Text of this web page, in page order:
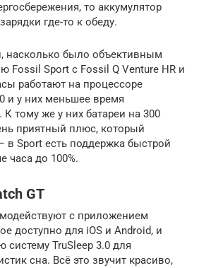
то аккумулятор
где-то к обеду.
было объективным
Fossil Sport с Fossil Q Venture HR и
работают на процессоре
и у них меньшее время
тому же у них батареи на 300
приятный плюс, который
в Sport есть поддержка быстрой
часа до 100%.
GT
с приложением
доступно для iOS и Android, и
систему TruSleep 3.0 для
сна. Всё это звучит красиво,